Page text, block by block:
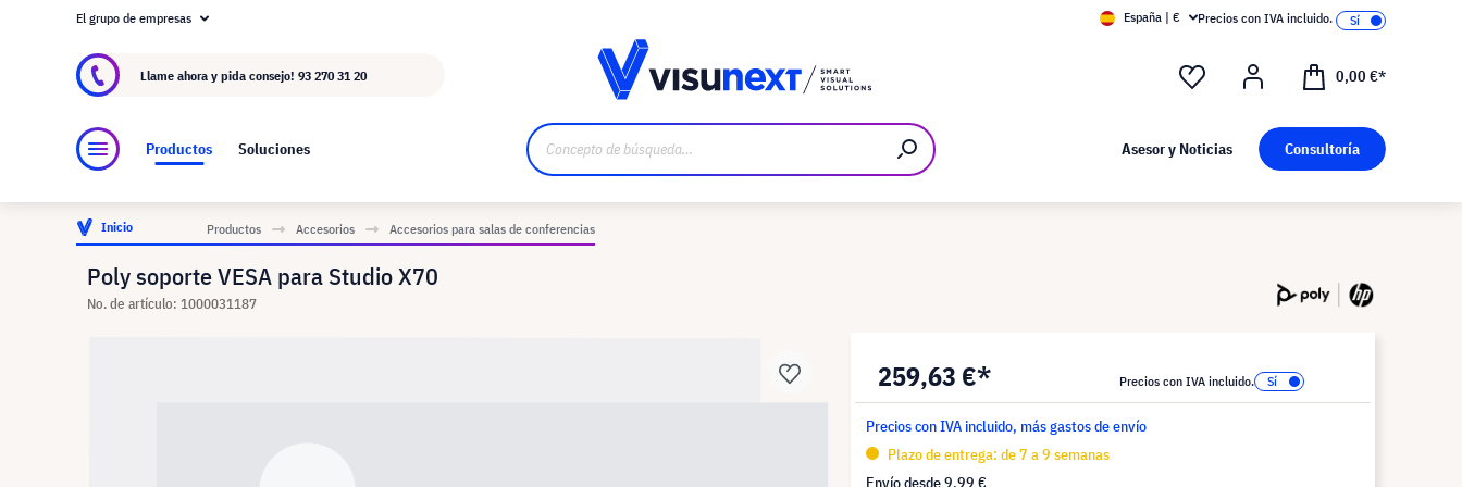
Acerca de visunext.es
El grupo de empresas España | € Precios con IVA incluido.
Llame ahora y pida consejo! 93 270 31 20 0,00 €*
Productos Soluciones Asesor y Noticias Consultoría
Inicio Productos Accesorios Accesorios para salas de conferencias
Poly soporte VESA para Studio X70
No. de artículo: 1000031187
259,63 €* Precios con IVA incluido.
Precios con IVA incluido, más gastos de envío
Plazo de entrega: de 7 a 9 semanas
Envío desde9,99 €